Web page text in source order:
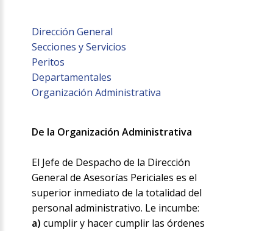
Dirección General
Secciones y Servicios
Peritos
Departamentales
Organización Administrativa
De la Organización Administrativa
El Jefe de Despacho de la Dirección
General de Asesorías Periciales es el
superior inmediato de la totalidad del
personal administrativo. Le incumbe:
a) cumplir y hacer cumplir las órdenes